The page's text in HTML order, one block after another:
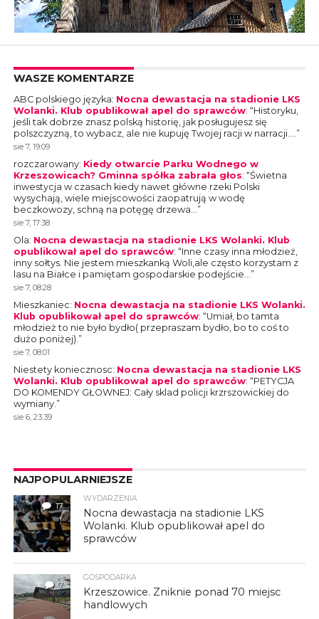
WASZE KOMENTARZE
ABC polskiego języka: Nocna dewastacja na stadionie LKS
Wolanki. Klub opublikował apel do sprawców: “Historyku,
jeśli tak dobrze znasz polską historię, jak posługujesz się
polszczyzną, to wybacz, ale nie kupuję Twojej racji w narracji.… ”
sie 7, 19:09
rozczarowany: Kiedy otwarcie Parku Wodnego w
Krzeszowicach? Gminna spółka zabrała głos: “Świetna
inwestycja w czasach kiedy nawet główne rzeki Polski
wysychają, wiele miejscowości zaopatrują w wodę
beczkowozy, schną na potęgę drzewa… ”
sie 7, 17:38
Ola: Nocna dewastacja na stadionie LKS Wolanki. Klub
opublikował apel do sprawców: “Inne czasy inna młodzież,
inny sołtys. Nie jestem mieszkanką Woli,ale często korzystam z
lasu na Białce i pamiętam gospodarskie podejście… ”
sie 7, 08:28
Mieszkaniec: Nocna dewastacja na stadionie LKS Wolanki.
Klub opublikował apel do sprawców: “Umiał, bo tamta
młodzież to nie było bydło( przepraszam bydło, bo to coś to
dużo poniżej). ”
sie 7, 08:01
Niestety koniecznosc: Nocna dewastacja na stadionie LKS
Wolanki. Klub opublikował apel do sprawców: “PETYCJA
DO KOMENDY GŁOWNEJ: Cały sklad policji krzrszowickiej do
wymiany. ”
sie 6, 23:39
NAJPOPULARNIEJSZE
17
WYDARZENIA
Nocna dewastacja na stadionie LKS
Wolanki. Klub opublikował apel do
sprawców
7
GOSPODARKA
Krzeszowice. Zniknie ponad 70 miejsc
handlowych